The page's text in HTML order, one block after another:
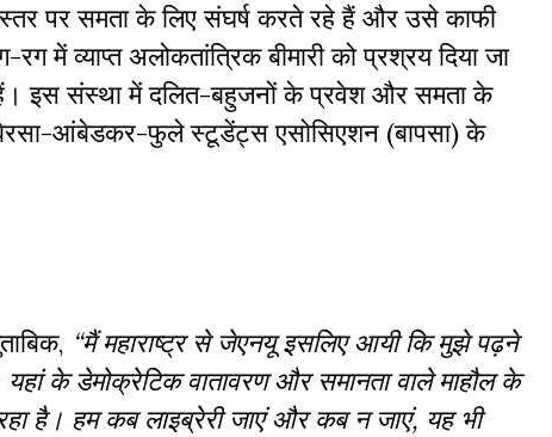
पर समता के लिए संघर्ष करते रहे हैं और उसे काफी
में व्याप्त अलोकतांत्रिक बीमारी को प्रश्रय दिया जा
इस संस्था में दलित-बहुजनों के प्रवेश और समता के
आंबेडकर-फुले स्टूडेंट्स एसोसिएशन (बापसा) के
“मैं महाराष्ट्र से जेएनयू इसलिए आयी कि मुझे पढ़ने
के डेमोक्रेटिक वातावरण और समानता वाले माहौल के
है। हम कब लाइब्रेरी जाएं और कब न जाएं, यह भी